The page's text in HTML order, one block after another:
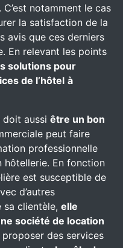
. C’est notamment le cas
la satisfaction de la
avis que ces derniers
En relevant les points
solutions pour
de l’hôtel à
aussi être un bon
peut faire
professionnelle
hôtellerie. En fonction
est susceptible de
d’autres
sa clientèle, elle
société de location
des services